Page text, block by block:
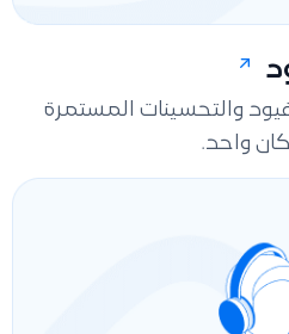
والتحسينات المستمرة
واحد.